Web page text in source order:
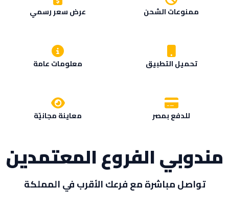
ممنوعات الشحن عرض سعر رسمي
تحميل التطبيق معلومات عامة
للدفع بمصر معاينة مجانيّة
مندوبي الفروع المعتمدين
تواصل مباشرة مع فرعك الأقرب في المملكة